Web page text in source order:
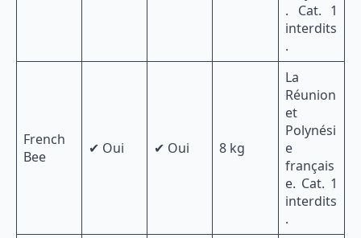
. Cat. 1
interdits
.
French
Bee
✔ Oui ✔ Oui 8 kg
La
Réunion
et
Polynési
e
français
e. Cat. 1
interdits
.